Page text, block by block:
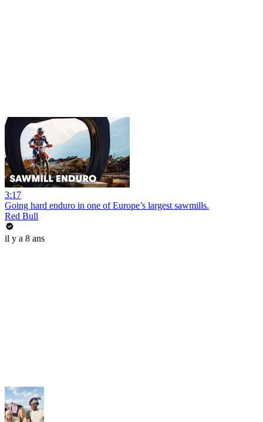
3:17
Going hard enduro in one of Europe’s largest sawmills.
Red Bull
il y a 8 ans